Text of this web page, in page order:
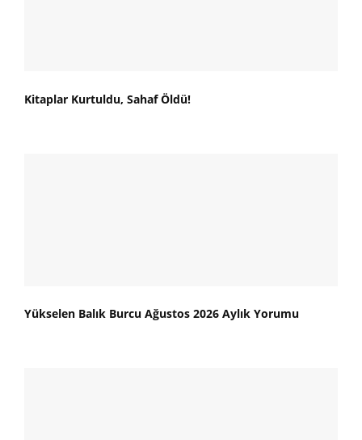
Kitaplar Kurtuldu, Sahaf Öldü!
Yükselen Balık Burcu Ağustos 2026 Aylık Yorumu